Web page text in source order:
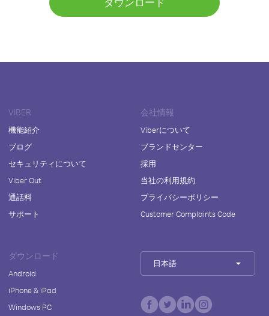
VIBER
機能紹介
ブログ
セキュリティについて
Viber Out
通話料
サポート
会社情報
Viberについて
ブランドセンター
採用
当社の利用規約
プライバシーポリシー
Customer Complaints Code
ダウンロード
Android
iPhone & iPad
Windows PC
日本語